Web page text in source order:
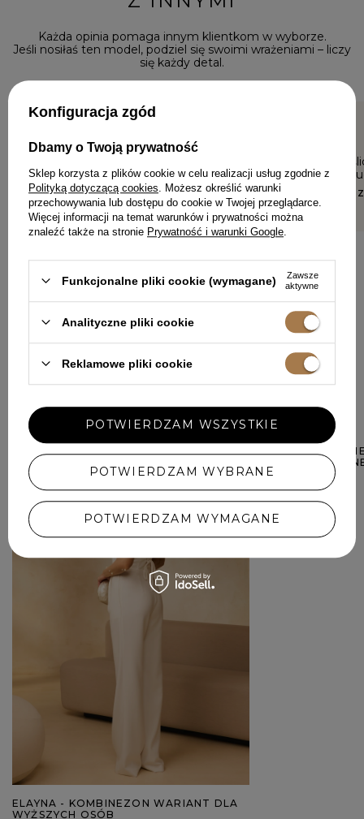
Każda opinia pomaga innym klientkom w wyborze.
Jeśli nosiłaś ten model, podziel się swoimi wrażeniami – liczy
się każdy detal.
miękka przyjemna w dotyku.
MONIKA, MILICZ
Sukienka
koronka.
EDYTA,
DODAJ SWOJĄ OPINIĘ
W PODOBNYM KOLORZE
ELAYNA - KOMBINEZON WARIANT DLA
WYŻSZYCH OSÓB
SEVIL -
WYSOKIM
Konfiguracja zgód
Dbamy o Twoją prywatność
Sklep korzysta z plików cookie w celu realizacji usług zgodnie z
Polityką dotyczącą cookies . Możesz określić warunki
przechowywania lub dostępu do cookie w Twojej przeglądarce.
Więcej informacji na temat warunków i prywatności można
znaleźć także na stronie Prywatność i warunki Google
Funkcjonalne pliki cookie (wymagane)
Zawsze
aktywne
Analityczne pliki cookie
Reklamowe pliki cookie
POTWIERDZAM WYBRANE
POTWIERDZAM WYMAGANE
POTWIERDZAM WSZYSTKIE